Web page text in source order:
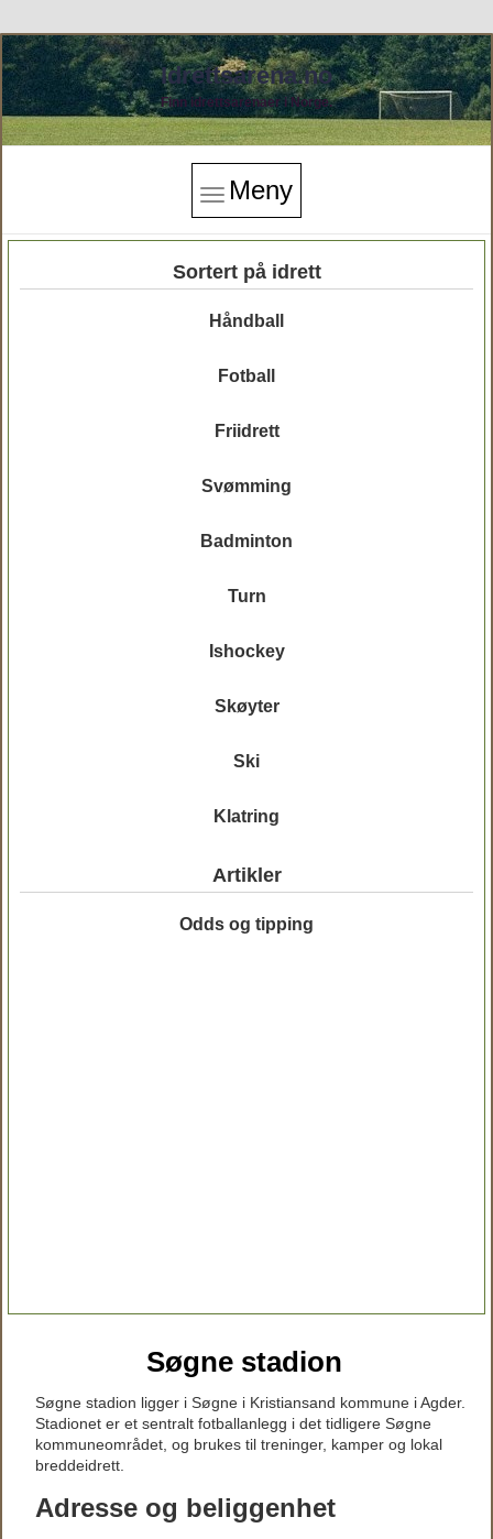
Idrettsarena.no
Finn idrettsarenaer i Norge.
Meny
Sortert på idrett
Håndball
Fotball
Friidrett
Svømming
Badminton
Turn
Ishockey
Skøyter
Ski
Klatring
Artikler
Odds og tipping
Søgne stadion
Søgne stadion ligger i Søgne i Kristiansand kommune i Agder.
Stadionet er et sentralt fotballanlegg i det tidligere Søgne
kommuneområdet, og brukes til treninger, kamper og lokal
breddeidrett.
Adresse og beliggenhet